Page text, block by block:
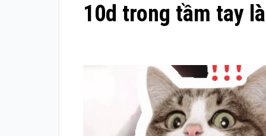
10d trong tầm tay